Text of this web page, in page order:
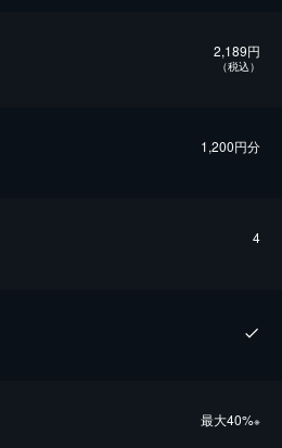
2,189円
（税込）
1,200円分
4
最⼤40%※